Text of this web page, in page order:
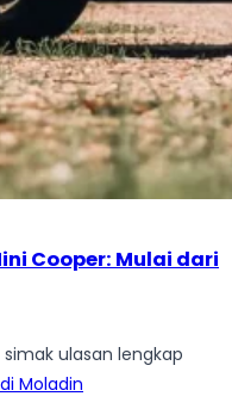
Cooper: Mulai dari
ulasan lengkap
Moladin